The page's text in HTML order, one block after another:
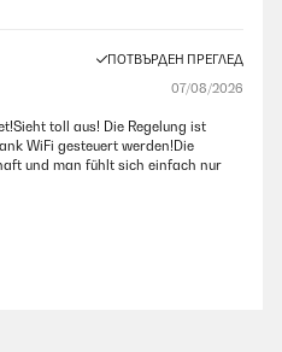
ПОТВЪРДЕН ПРЕГЛЕД
07/08/2026
toll aus! Die Regelung ist
WiFi gesteuert werden!Die
und man fühlt sich einfach nur